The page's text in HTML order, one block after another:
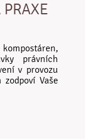
právních
v provozu
Vaše